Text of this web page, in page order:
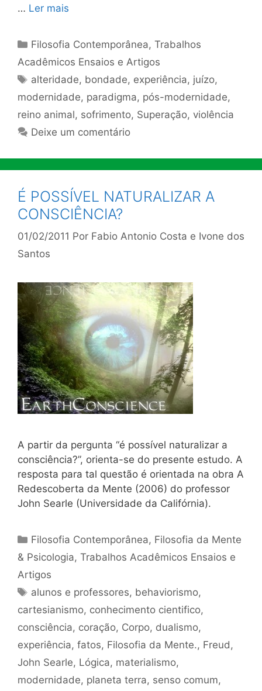
… Ler mais
Categorias
Filosofia Contemporânea,Trabalhos
Acadêmicos Ensaios e Artigos
Tags
alteridade, bondade, experiência, juízo,
modernidade, paradigma, pós-modernidade,
reino animal, sofrimento, Superação, violência
Deixe um comentário
É POSSÍVEL NATURALIZAR A
CONSCIÊNCIA?
01/02/2011 Por Fabio Antonio Costa e Ivone dos
Santos
A partir da pergunta “é possível naturalizar a
consciência?”, orienta-se do presente estudo. A
resposta para tal questão é orientada na obra A
Redescoberta da Mente (2006) do professor
John Searle (Universidade da Califórnia).
Categorias
Filosofia Contemporânea, Filosofia da Mente
& Psicologia, Trabalhos Acadêmicos Ensaios e
Artigos
Tags
alunos e professores, behaviorismo,
cartesianismo, conhecimento cientifico,
consciência, coração, Corpo, dualismo,
experiência, fatos, Filosofia da Mente., Freud,
John Searle, Lógica, materialismo,
modernidade, planeta terra, senso comum,